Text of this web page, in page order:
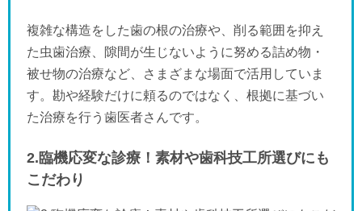
複雑な構造をした歯の根の治療や、削る範囲を抑え
た虫歯治療、隙間が生じないように努める詰め物・
被せ物の治療など、さまざまな場面で活用していま
す。勘や経験だけに頼るのではなく、根拠に基づい
た治療を行う歯医者さんです。
2.臨機応変な診療！素材や歯科技工所選びにも
こだわり